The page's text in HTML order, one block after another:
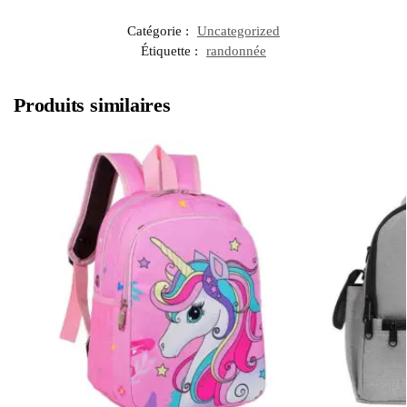
Catégorie :
Uncategorized
Étiquette :
randonnée
Produits similaires